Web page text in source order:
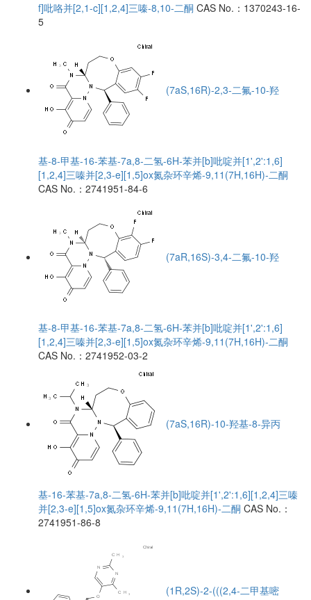
f]吡咯并[2,1-c][1,2,4]三嗪-8,10-二酮 CAS No.：1370243-16-
5
(7aS,16R)-2,3-二氟-10-羟
基-8-甲基-16-苯基-7a,8-二氢-6H-苯并[b]吡啶并[1',2':1,6]
[1,2,4]三嗪并[2,3-e][1,5]ox氮杂环辛烯-9,11(7H,16H)-二酮
CAS No.：2741951-84-6
(7aR,16S)-3,4-二氟-10-羟
基-8-甲基-16-苯基-7a,8-二氢-6H-苯并[b]吡啶并[1',2':1,6]
[1,2,4]三嗪并[2,3-e][1,5]ox氮杂环辛烯-9,11(7H,16H)-二酮
CAS No.：2741952-03-2
(7aS,16R)-10-羟基-8-异丙
基-16-苯基-7a,8-二氢-6H-苯并[b]吡啶并[1',2':1,6][1,2,4]三嗪
并[2,3-e][1,5]ox氮杂环辛烯-9,11(7H,16H)-二酮 CAS No.：
2741951-86-8
(1R,2S)-2-(((2,4-二甲基嘧